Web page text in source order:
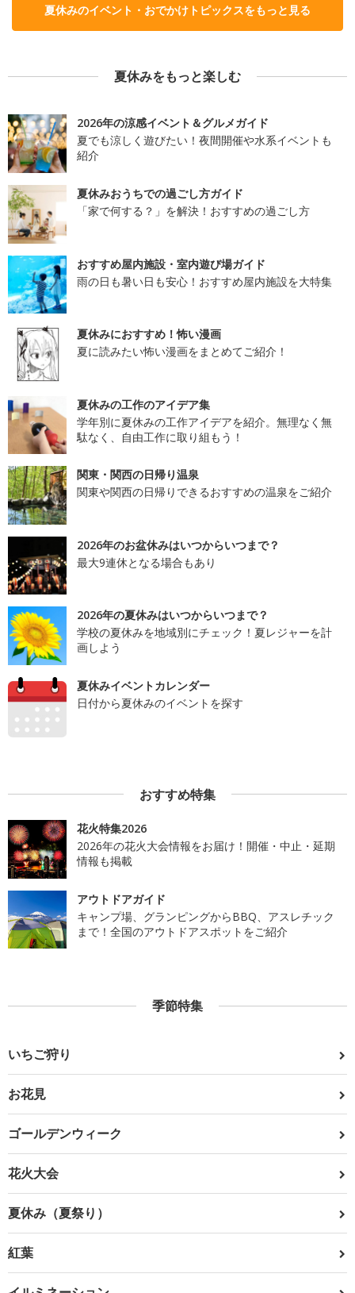
夏休みのイベント・おでかけトピックスをもっと見る
夏休みをもっと楽しむ
2026年の涼感イベント＆グルメガイド
夏でも涼しく遊びたい！夜間開催や水系イベントも
紹介
夏休みおうちでの過ごし方ガイド
「家で何する？」を解決！おすすめの過ごし方
おすすめ屋内施設・室内遊び場ガイド
雨の日も暑い日も安心！おすすめ屋内施設を大特集
夏休みにおすすめ！怖い漫画
夏に読みたい怖い漫画をまとめてご紹介！
夏休みの工作のアイデア集
学年別に夏休みの工作アイデアを紹介。無理なく無
駄なく、自由工作に取り組もう！
関東・関西の日帰り温泉
関東や関西の日帰りできるおすすめの温泉をご紹介
2026年のお盆休みはいつからいつまで？
最大9連休となる場合もあり
2026年の夏休みはいつからいつまで？
学校の夏休みを地域別にチェック！夏レジャーを計
画しよう
夏休みイベントカレンダー
日付から夏休みのイベントを探す
おすすめ特集
花火特集2026
2026年の花火大会情報をお届け！開催・中止・延期
情報も掲載
アウトドアガイド
キャンプ場、グランピングからBBQ、アスレチック
まで！全国のアウトドアスポットをご紹介
季節特集
いちご狩り
お花見
ゴールデンウィーク
花火大会
夏休み（夏祭り）
紅葉